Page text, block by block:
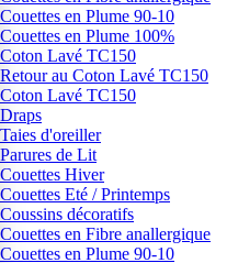
Couettes en Plume 90-10
Couettes en Plume 100%
Coton Lavé TC150
Retour au Coton Lavé TC150
Coton Lavé TC150
Draps
Taies d'oreiller
Parures de Lit
Couettes Hiver
Couettes Eté / Printemps
Coussins décoratifs
Couettes en Fibre anallergique
Couettes en Plume 90-10